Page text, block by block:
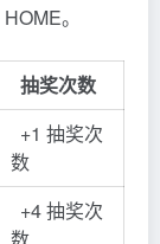
。
抽奖次数
+1 抽奖次
数
+4 抽奖次